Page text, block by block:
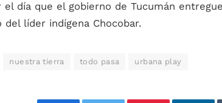
el día que el gobierno de Tucumán
líder indígena Chocobar.
nuestra tierra todo pasa urbana play